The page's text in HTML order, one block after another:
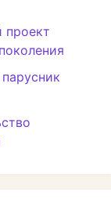
проект